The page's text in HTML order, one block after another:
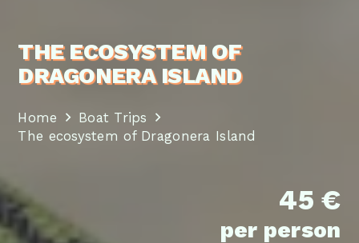
THE ECOSYSTEM OF
DRAGONERA ISLAND
Home
Boat Trips
The ecosystem of Dragonera Island
45 €
per person